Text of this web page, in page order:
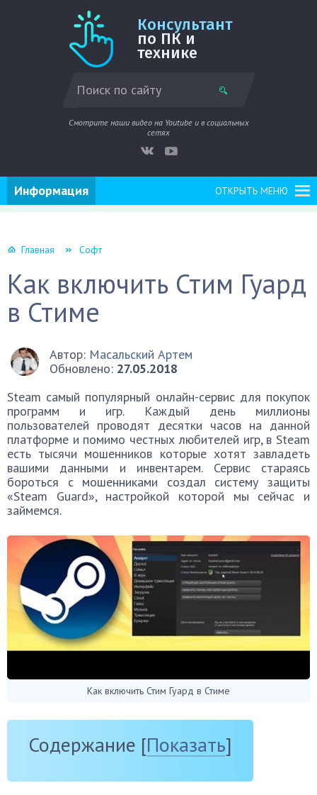
Консультант
по ПК и
технике
Смотрите наши видео на Youtube и в социальных
сетях
ОТКРЫТЬ МЕНЮ
Информация
Главная Софт
Как включить Стим Гуард
в Стиме
Автор: Масальский Артем
Обновлено: 27.05.2018
Steam самый популярный онлайн-сервис для покупок
программ и игр. Каждый день миллионы
пользователей проводят десятки часов на данной
платформе и помимо честных любителей игр, в Steam
есть тысячи мошенников которые хотят завладеть
вашими данными и инвентарем. Сервис стараясь
бороться с мошенниками создал систему защиты
«Steam Guard», настройкой которой мы сейчас и
займемся.
Как включить Стим Гуард в Стиме
Содержание [Показать]